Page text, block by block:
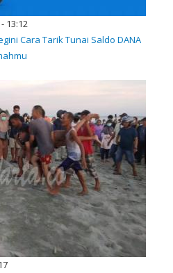
13:12
Cara Tarik Tunai Saldo DANA